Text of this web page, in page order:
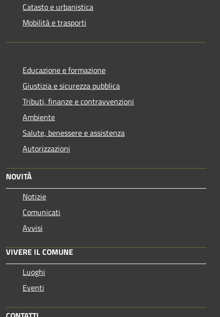
Catasto e urbanistica
Mobilità e trasporti
Educazione e formazione
Giustizia e sicurezza pubblica
Tributi, finanze e contravvenzioni
Ambiente
Salute, benessere e assistenza
Autorizzazioni
NOVITÀ
Notizie
Comunicati
Avvisi
VIVERE IL COMUNE
Luoghi
Eventi